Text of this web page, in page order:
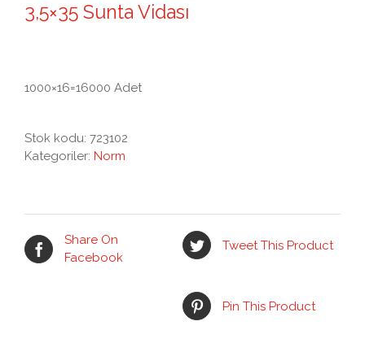
3,5×35 Sunta Vidası
1000×16=16000 Adet
Stok kodu: 723102
Kategoriler: Norm
Share On
Facebook
Tweet This Product
Pin This Product